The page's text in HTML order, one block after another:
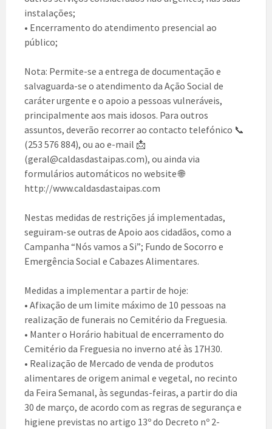
instalações;
• Encerramento do atendimento presencial ao
público;
Nota: Permite-se a entrega de documentação e
salvaguarda-se o atendimento da Ação Social de
caráter urgente e o apoio a pessoas vulneráveis,
principalmente aos mais idosos. Para outros
assuntos, deverão recorrer ao contacto telefónico 📞
(253 576 884), ou ao e-mail 📩
(geral@caldasdastaipas.com), ou ainda via
formulários automáticos no website 🌐
http://www.caldasdastaipas.com
Nestas medidas de restrições já implementadas,
seguiram-se outras de Apoio aos cidadãos, como a
Campanha “Nós vamos a Si”; Fundo de Socorro e
Emergência Social e Cabazes Alimentares.
Medidas a implementar a partir de hoje:
• Afixação de um limite máximo de 10 pessoas na
realização de funerais no Cemitério da Freguesia.
• Manter o Horário habitual de encerramento do
Cemitério da Freguesia no inverno até às 17H30.
• Realização de Mercado de venda de produtos
alimentares de origem animal e vegetal, no recinto
da Feira Semanal, às segundas-feiras, a partir do dia
30 de março, de acordo com as regras de segurança e
higiene previstas no artigo 13º do Decreto nº 2-